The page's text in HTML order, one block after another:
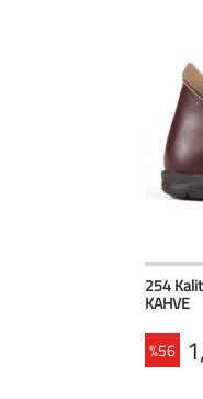
254
KAHVE
%56